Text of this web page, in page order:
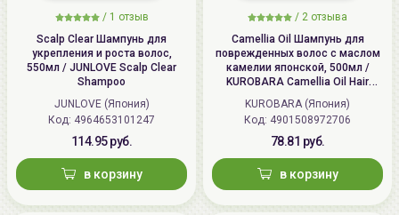
/ 1 отзыв
Scalp Clear Шампунь для
укрепления и роста волос,
550мл / JUNLOVE Scalp Clear
Shampoo
JUNLOVE (Япония)
Код: 4964653101247
114.95 руб.
в корзину
/ 2 отзыва
Camellia Oil Шампунь для
поврежденных волос с маслом
камелии японской, 500мл /
KUROBARA Camellia Oil Hair
Shampoo
KUROBARA (Япония)
Код: 4901508972706
78.81 руб.
в корзину